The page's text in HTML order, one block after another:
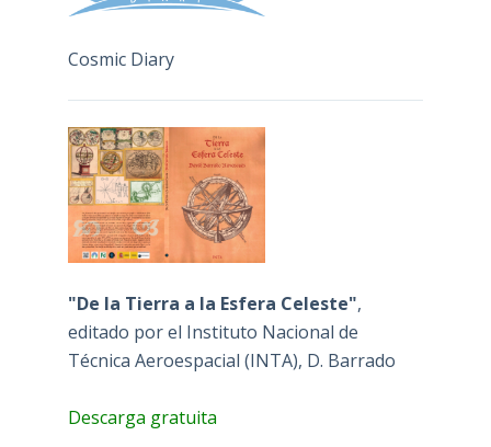
Cosmic Diary
"De la Tierra a la Esfera Celeste",
editado por el Instituto Nacional de
Técnica Aeroespacial (INTA), D. Barrado
Descarga gratuita